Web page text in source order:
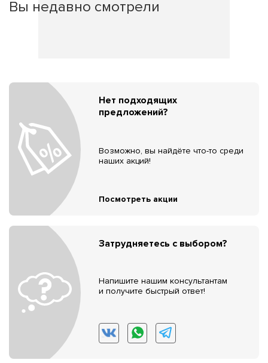
Вы недавно смотрели
Нет подходящих
предложений?
Возможно, вы найдёте что-то среди
наших акций!
Посмотреть акции
Затрудняетесь с выбором?
Напишите нашим консультантам
и получите быстрый ответ!